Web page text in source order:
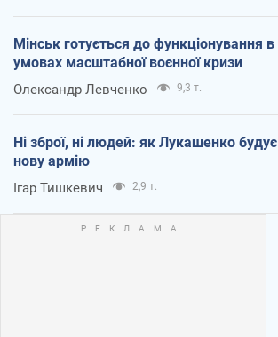
Мінськ готується до функціонування в
умовах масштабної воєнної кризи
Олександр Левченко 9,3 т.
Ні зброї, ні людей: як Лукашенко будує
нову армію
Ігар Тишкевич 2,9 т.